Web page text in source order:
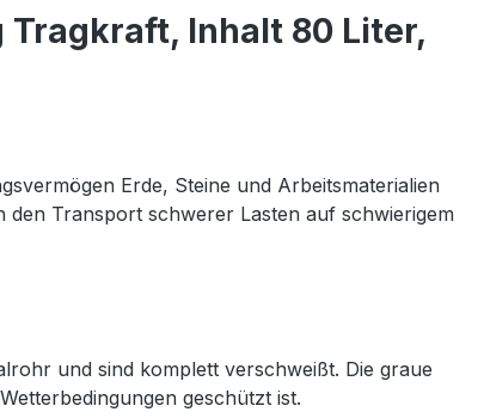
Tragkraft, Inhalt 80 Liter,
Erde, Steine und Arbeitsmaterialien
den Transport schwerer Lasten auf schwierigem
und sind komplett verschweißt. Die graue
geschützt ist.